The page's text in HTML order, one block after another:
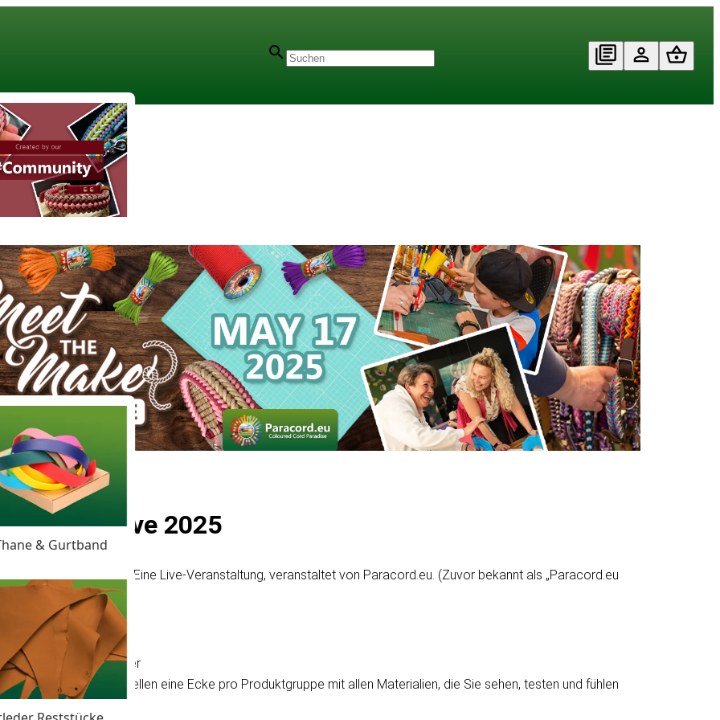
& Gurtband
Maker Live 2025
the Maker Live 2025'! Eine Live-Veranstaltung, veranstaltet von Paracord.eu. (Zuvor bekannt als „Paracord.eu
tun?
andere talentierte Maker
Produkte: Wir erstellen eine Ecke pro Produktgruppe mit allen Materialien, die Sie sehen, testen und fühlen